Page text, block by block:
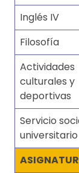
Inglés IV
Filosofía
Actividades
culturales y
deportivas
Servicio
universitario